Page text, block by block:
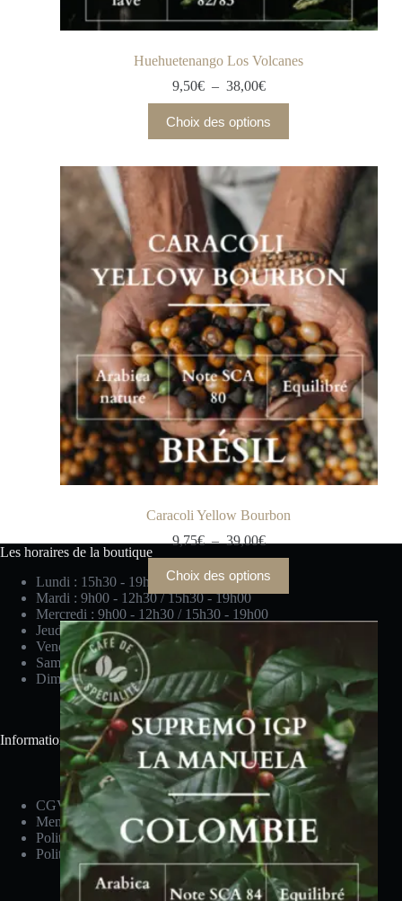
Huehuetenango Los Volcanes
9,50€ – 38,00€
Choix des options
Caracoli Yellow Bourbon
9,75€ – 39,00€
Choix des options
Les horaires de la boutique
Lundi : 15h30 - 19h00
Mardi : 9h00 - 12h30 / 15h30 - 19h00
Mercredi : 9h00 - 12h30 / 15h30 - 19h00
Jeudi : 9h00 - 12h30 / 15h30 - 19h00
Vendredi : 9h00 - 12h30 / 15h30 - 19h00
Samedi : 9h00 - 19h00
Dimanche : 10h00 - 13h00
Informations générales
CGV
Mentions légales
Politique de confidentialité
Politique de cookies